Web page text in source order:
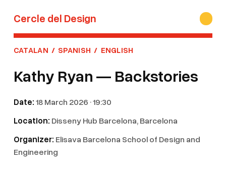
Cercle del Design
CATALAN / SPANISH / ENGLISH
Kathy Ryan — Backstories
Date: 18 March 2026 · 19:30
Location: Disseny Hub Barcelona, Barcelona
Organizer: Elisava Barcelona School of Design and
Engineering